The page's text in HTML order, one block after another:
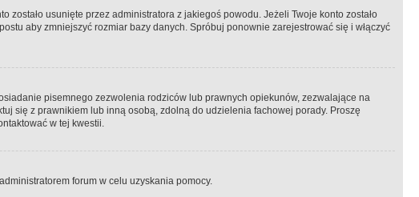
zostało usunięte przez administratora z jakiegoś powodu. Jeżeli Twoje konto zostało
aby zmniejszyć rozmiar bazy danych. Spróbuj ponownie zarejestrować się i włączyć
pisemnego zezwolenia rodziców lub prawnych opiekunów, zezwalające na
się z prawnikiem lub inną osobą, zdolną do udzielenia fachowej porady. Proszę
w tej kwestii.
forum w celu uzyskania pomocy.